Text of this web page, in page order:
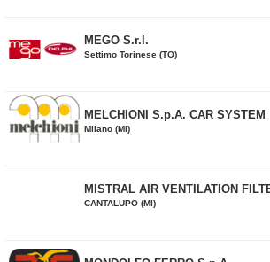
MEGO S.r.l.
Settimo Torinese (TO)
MELCHIONI S.p.A. CAR SYSTEM
Milano (MI)
MISTRAL AIR VENTILATION
CANTALUPO (MI)